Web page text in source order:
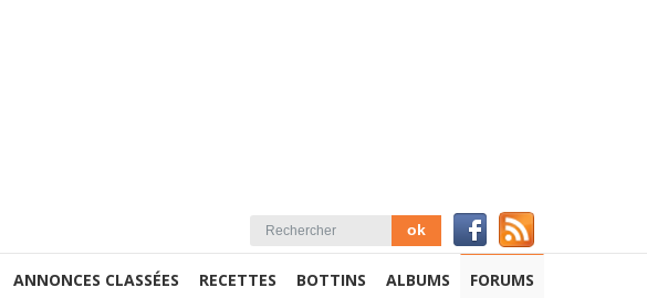
ANNONCES CLASSÉES RECETTES BOTTINS ALBUMS FORUMS